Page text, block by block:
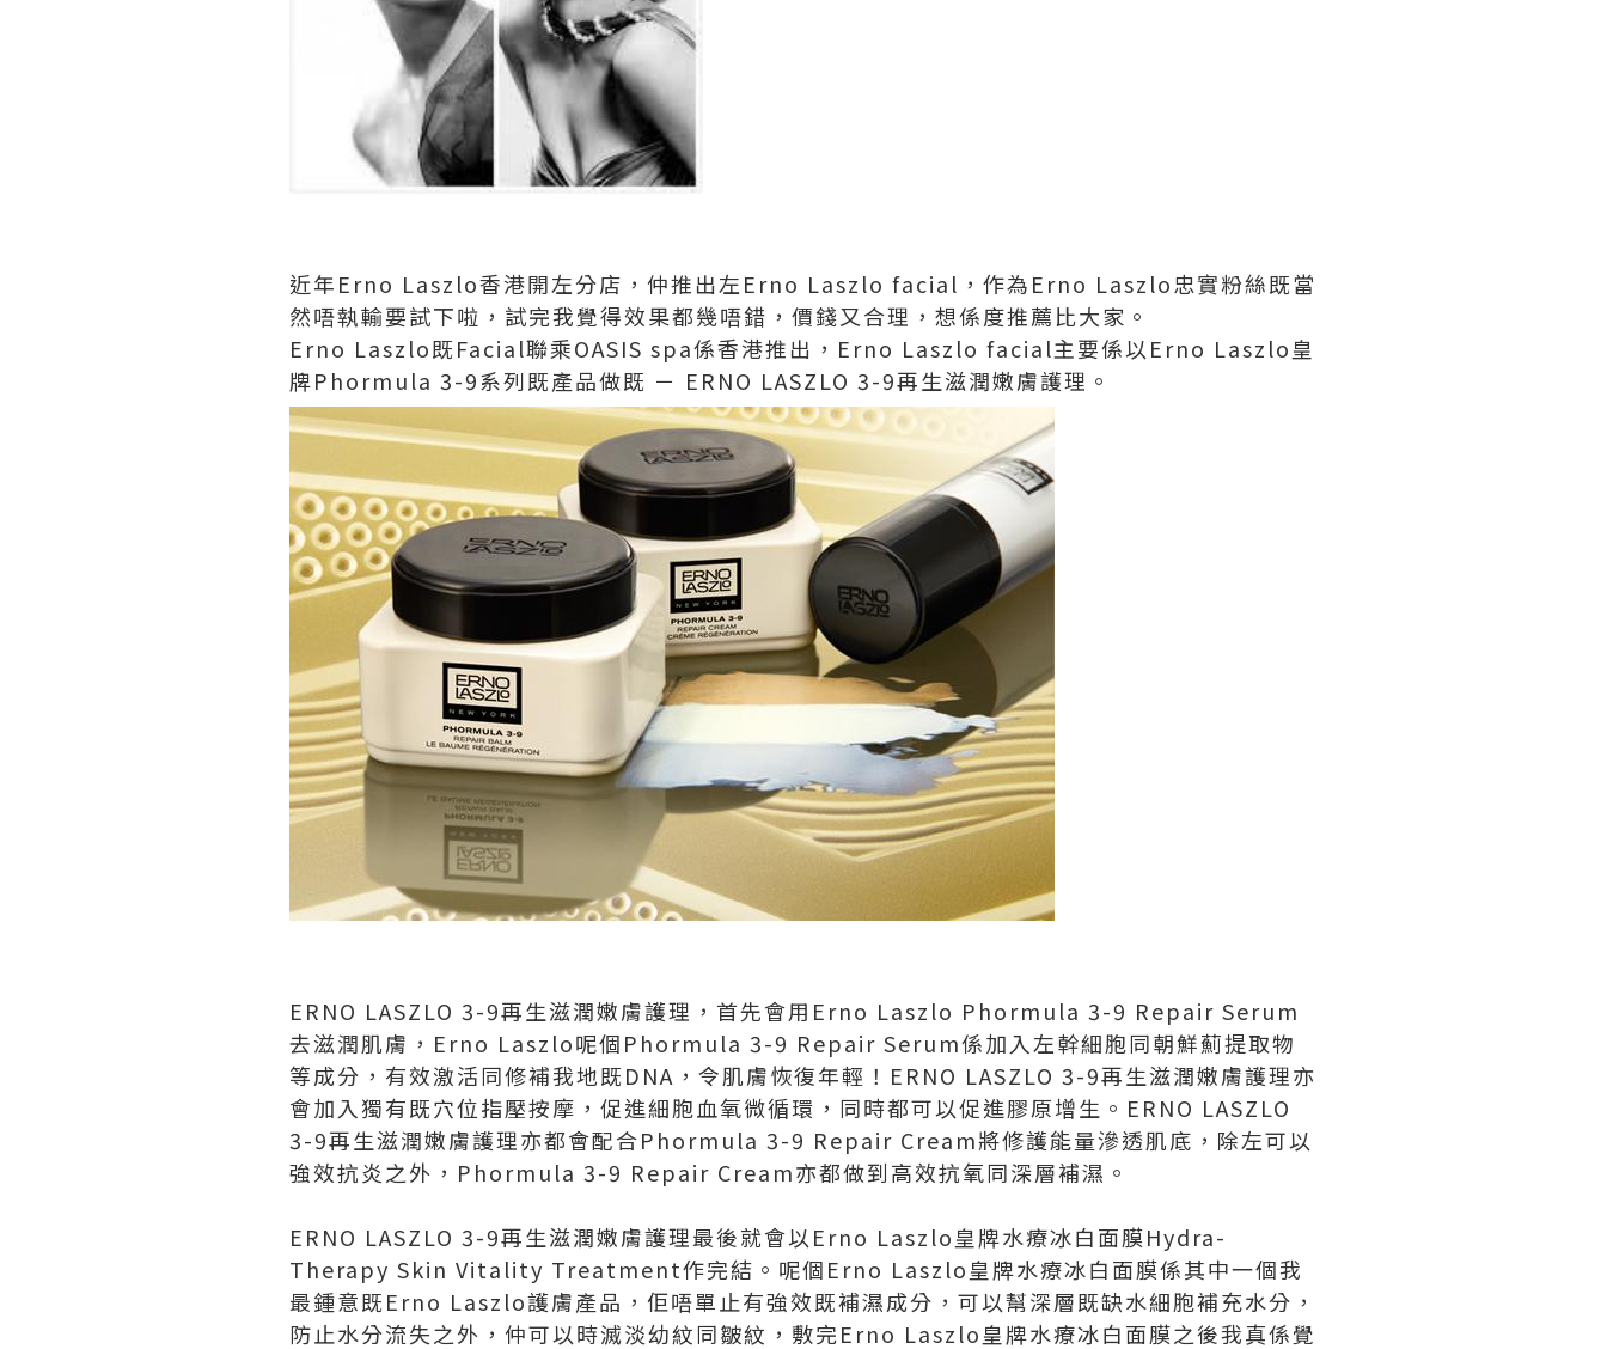
近年Erno Laszlo香港開左分店，仲推出左Erno Laszlo facial，作為Erno Laszlo忠實粉絲既當
然唔執輸要試下啦，試完我覺得效果都幾唔錯，價錢又合理，想係度推薦比大家。
Erno Laszlo既Facial聯乘OASIS spa係香港推出，Erno Laszlo facial主要係以Erno Laszlo皇
牌Phormula 3-9系列既產品做既 － ERNO LASZLO 3-9再生滋潤嫩膚護理。
ERNO LASZLO 3-9再生滋潤嫩膚護理，首先會用Erno Laszlo Phormula 3-9 Repair Serum
去滋潤肌膚，Erno Laszlo呢個Phormula 3-9 Repair Serum係加入左幹細胞同朝鮮薊提取物
等成分，有效激活同修補我地既DNA，令肌膚恢復年輕！ERNO LASZLO 3-9再生滋潤嫩膚護理亦
會加入獨有既穴位指壓按摩，促進細胞血氧微循環，同時都可以促進膠原增生。ERNO LASZLO
3-9再生滋潤嫩膚護理亦都會配合Phormula 3-9 Repair Cream將修護能量滲透肌底，除左可以
強效抗炎之外，Phormula 3-9 Repair Cream亦都做到高效抗氧同深層補濕。
ERNO LASZLO 3-9再生滋潤嫩膚護理最後就會以Erno Laszlo皇牌水療冰白面膜Hydra-
Therapy Skin Vitality Treatment作完結。呢個Erno Laszlo皇牌水療冰白面膜係其中一個我
最鍾意既Erno Laszlo護膚產品，佢唔單止有強效既補濕成分，可以幫深層既缺水細胞補充水分，
防止水分流失之外，仲可以時滅淡幼紋同皺紋，敷完Erno Laszlo皇牌水療冰白面膜之後我真係覺